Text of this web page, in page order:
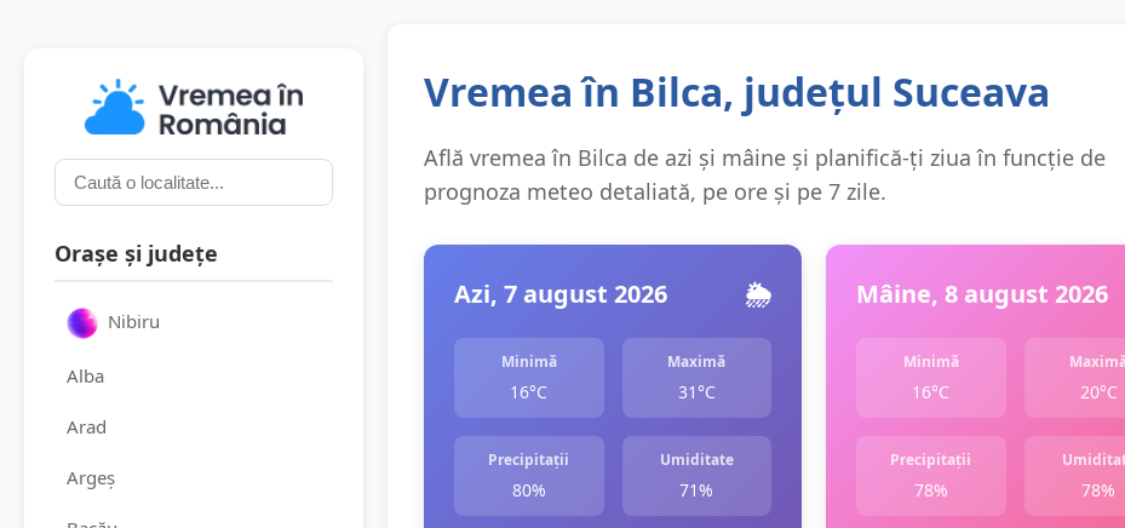
Orașe și județe
Nibiru
Alba
Arad
Argeș
Vremea în Bilca, județul Suceava
Află vremea în Bilca de azi și mâine și planifică-ți ziua în funcție de
prognoza meteo detaliată, pe ore și pe 7 zile.
Azi, 7 august 2026 🌦️
Minimă
16°C
Maximă
31°C
Precipitații
80%
Umiditate
71%
Mâine, 8 august 2026
Minimă
16°C 20°C
Precipitații
78% 78%